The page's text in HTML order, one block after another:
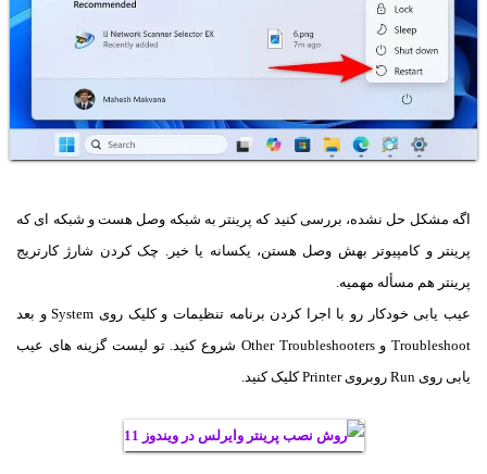
اگه مشکل حل نشده، بررسی کنید که پرینتر به شبکه وصل هست و شبکه ای که
پرینتر و کامپیوتر بهش وصل هستن، یکسانه یا خیر. چک کردن شارژ کارتریج
پرینتر هم مسأله مهمیه.
عیب یابی خودکار رو با اجرا کردن برنامه تنظیمات و کلیک روی System و بعد
Troubleshoot و Other Troubleshooters شروع کنید. تو لیست گزینه های عیب
یابی روی Run روبروی Printer کلیک کنید.